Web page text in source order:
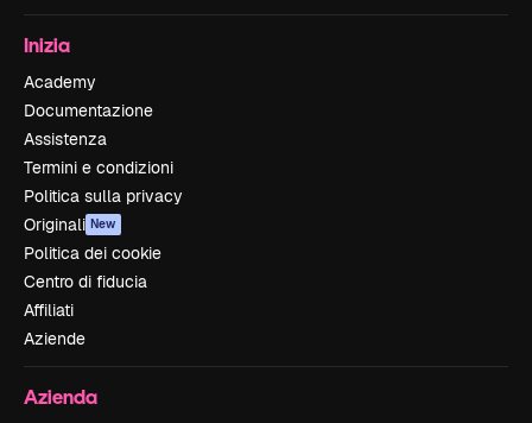
Inizia
Academy
Documentazione
Assistenza
Termini e condizioni
Politica sulla privacy
Originali New
Politica dei cookie
Centro di fiducia
Affiliati
Aziende
Azienda